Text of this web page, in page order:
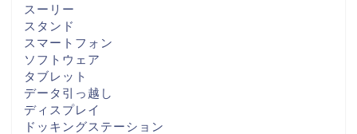
スーリー
スタンド
スマートフォン
ソフトウェア
タブレット
データ引っ越し
ディスプレイ
ドッキングステーション